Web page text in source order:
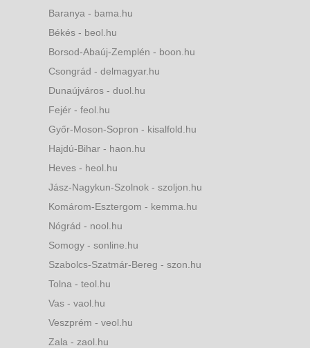
Baranya - bama.hu
Békés - beol.hu
Borsod-Abaúj-Zemplén - boon.hu
Csongrád - delmagyar.hu
Dunaújváros - duol.hu
Fejér - feol.hu
Győr-Moson-Sopron - kisalfold.hu
Hajdú-Bihar - haon.hu
Heves - heol.hu
Jász-Nagykun-Szolnok - szoljon.hu
Komárom-Esztergom - kemma.hu
Nógrád - nool.hu
Somogy - sonline.hu
Szabolcs-Szatmár-Bereg - szon.hu
Tolna - teol.hu
Vas - vaol.hu
Veszprém - veol.hu
Zala - zaol.hu